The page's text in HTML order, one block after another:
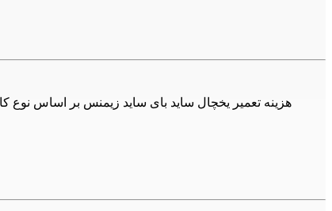
4. لوله‌های آب فریزر: همانطور که در مورد یخچال گفته شد،
4. همیشه از تعمیرکاران ماهر و مجرب استفاده کنید.